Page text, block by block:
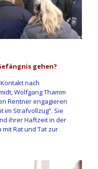
gehen?
nach
Wolfgang Thamm
Rentner engagieren
im Strafvollzug“. Sie
ihrer Haftzeit in der
Rat und Tat zur